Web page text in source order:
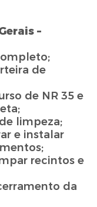
–
de
de NR 35 e
limpeza;
e instalar
recintos e
da